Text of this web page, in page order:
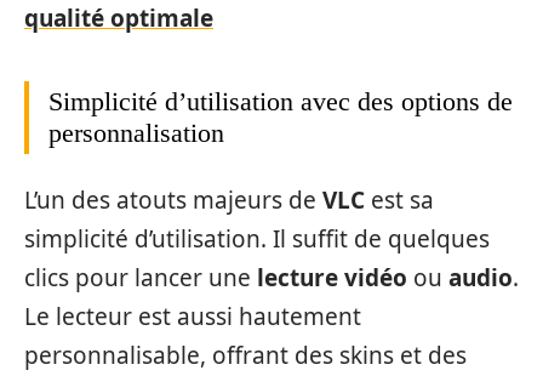
qualité optimale
Simplicité d’utilisation avec des options de
personnalisation
L’un des atouts majeurs de VLC est sa
simplicité d’utilisation. Il suffit de quelques
clics pour lancer une lecture vidéo ou audio.
Le lecteur est aussi hautement
personnalisable, offrant des skins et des